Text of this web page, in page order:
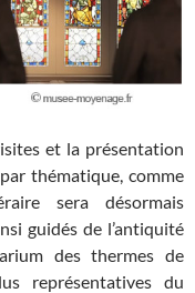
et la présentation
thématique, comme
sera désormais
guidés de l’antiquité
des thermes de
représentatives du